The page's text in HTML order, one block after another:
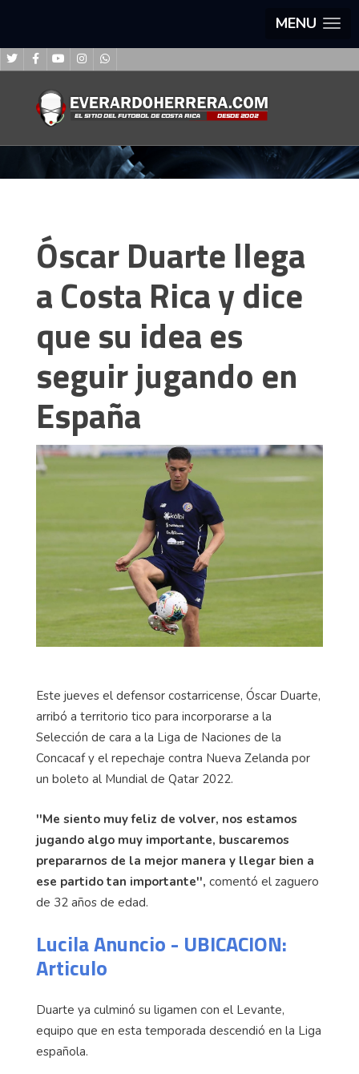
MENU
Óscar Duarte llega
a Costa Rica y dice
que su idea es
seguir jugando en
España
Este jueves el defensor costarricense, Óscar Duarte,
arribó a territorio tico para incorporarse a la
Selección de cara a la Liga de Naciones de la
Concacaf y el repechaje contra Nueva Zelanda por
un boleto al Mundial de Qatar 2022.
''Me siento muy feliz de volver, nos estamos
jugando algo muy importante, buscaremos
prepararnos de la mejor manera y llegar bien a
ese partido tan importante'', comentó el zaguero
de 32 años de edad.
Lucila Anuncio - UBICACION:
Articulo
Duarte ya culminó su ligamen con el Levante,
equipo que en esta temporada descendió en la Liga
española.